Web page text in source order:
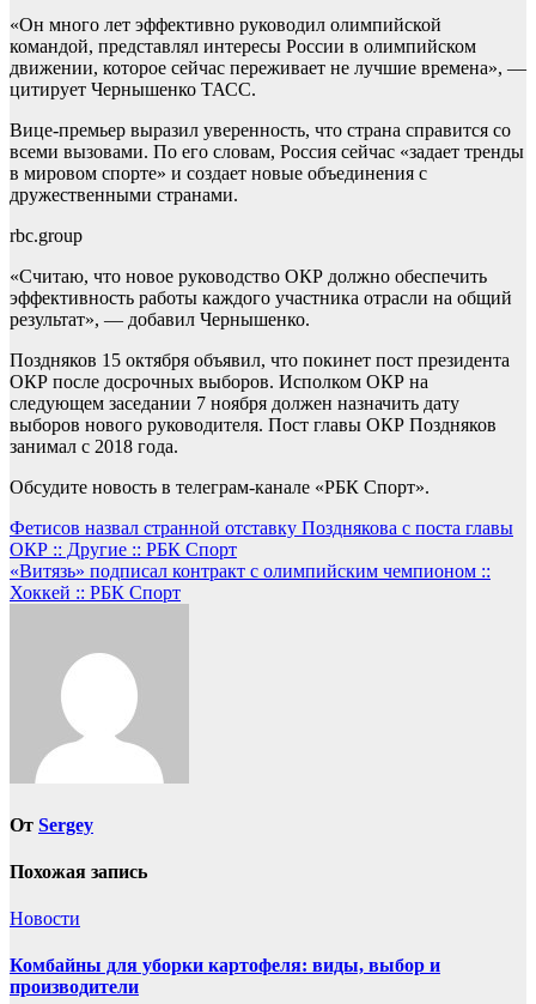
«Он много лет эффективно руководил олимпийской
командой, представлял интересы России в олимпийском
движении, которое сейчас переживает не лучшие времена», —
цитирует Чернышенко ТАСС.
Вице-премьер выразил уверенность, что страна справится со
всеми вызовами. По его словам, Россия сейчас «задает тренды
в мировом спорте» и создает новые объединения с
дружественными странами.
rbc.group
«Считаю, что новое руководство ОКР должно обеспечить
эффективность работы каждого участника отрасли на общий
результат», — добавил Чернышенко.
Поздняков 15 октября объявил, что покинет пост президента
ОКР после досрочных выборов. Исполком ОКР на
следующем заседании 7 ноября должен назначить дату
выборов нового руководителя. Пост главы ОКР Поздняков
занимал с 2018 года.
Обсудите новость в телеграм-канале «РБК Спорт».
Навигация
по
записям
Фетисов назвал странной отставку Позднякова с поста главы
ОКР :: Другие :: РБК Спорт
«Витязь» подписал контракт с олимпийским чемпионом ::
Хоккей :: РБК Спорт
От Sergey
Похожая запись
Новости
Комбайны для уборки картофеля: виды, выбор и
производители